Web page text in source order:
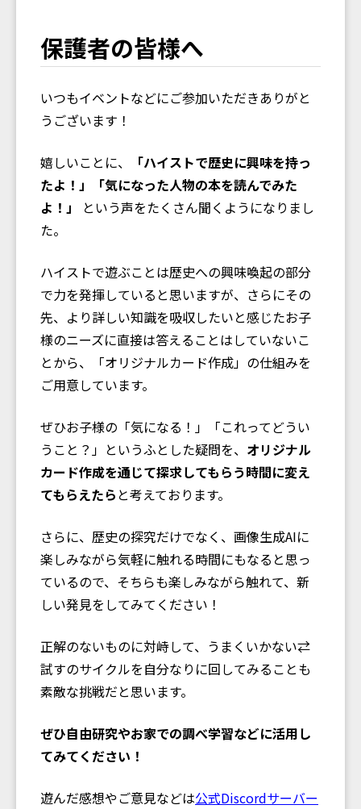
保護者の皆様へ
いつもイベントなどにご参加いただきありがと
うございます！
嬉しいことに、
「ハイストで歴史に興味を持っ
たよ！」「気になった人物の本を読んでみた
よ！」
という声をたくさん聞くようになりまし
た。
ハイストで遊ぶことは歴史への興味喚起の部分
で力を発揮していると思いますが、さらにその
先、より詳しい知識を吸収したいと感じたお子
様のニーズに直接は答えることはしていないこ
とから、「オリジナルカード作成」の仕組みを
ご用意しています。
ぜひお子様の「気になる！」「これってどうい
うこと？」というふとした疑問を、 オリジナル
カード作成を通じて探求してもらう時間に変え
てもらえたら と考えております。
さらに、歴史の探究だけでなく、画像生成AIに
楽しみながら気軽に触れる時間にもなると思っ
ているので、そちらも楽しみながら触れて、新
しい発見をしてみてください！
正解のないものに対峙して、うまくいかない⇄
試すのサイクルを自分なりに回してみることも
素敵な挑戦だと思います。
ぜひ自由研究やお家での調べ学習などに活用し
てみてください！
遊んだ感想やご意見などは公式Discordサーバー